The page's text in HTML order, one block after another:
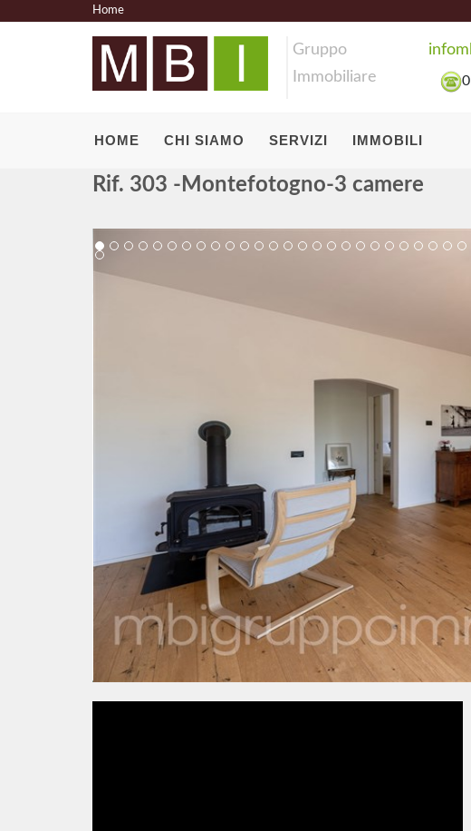
Home
Gruppo
Immobiliare
HOME CHI SIAMO SERVIZI IMMOBILI
Rif. 303 -Montefotogno-3 camere